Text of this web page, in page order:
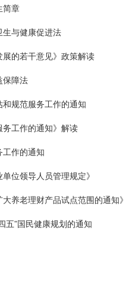
简章
与健康促进法
展的若干意见》政策解读
保障法
规范服务工作的通知
务工作的通知》解读
作的通知
位领导人员管理规定》
养老理财产品试点范围的通知》
五”国民健康规划的通知